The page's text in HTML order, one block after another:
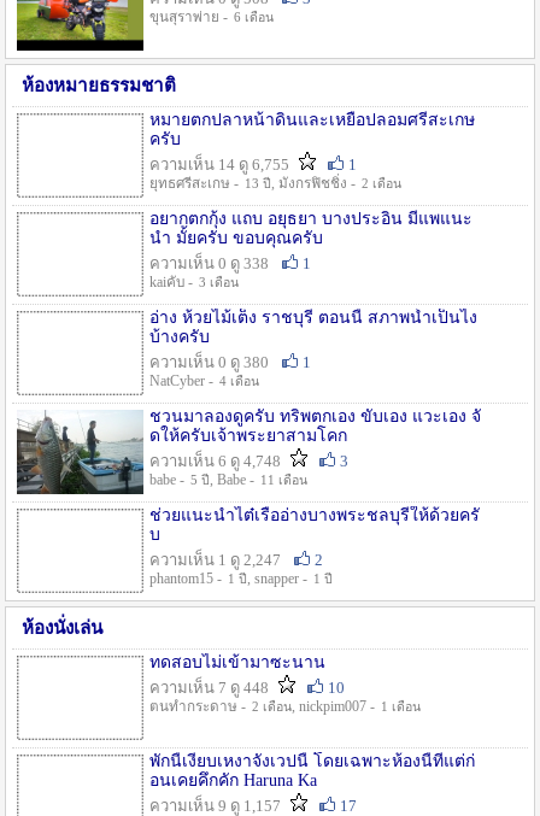
ขุนสุราพ่าย - 6 เดือน
ห้องหมายธรรมชาติ
หมายตกปลาหน้าดินและเหยื่อปลอมศรีสะเกษ
ครับ
ความเห็น 14 ดู 6,755
1
ยุทธศรีสะเกษ - 13 ปี , มังกรฟิชชิ่ง - 2 เดือน
อยากตกกุ้ง แถบ อยุธยา บางประอิน มีแพแนะ
นำ มั้ยครับ ขอบคุณครับ
ความเห็น 0 ดู 338
1
kaiคับ - 3 เดือน
อ่าง ห้วยไม้เต็ง ราชบุรี ตอนนี้ สภาพน้ำเป็นไง
บ้างครับ
ความเห็น 0 ดู 380
1
NatCyber - 4 เดือน
ชวนมาลองดูครับ ทริพตกเอง ขับเอง แวะเอง จั
ดให้ครับเจ้าพระยาสามโคก
ความเห็น 6 ดู 4,748
3
babe - 5 ปี , Babe - 11 เดือน
ช่วยแนะนำไต๋เรืออ่างบางพระชลบุรีให้ด้วยครั
บ
ความเห็น 1 ดู 2,247
2
phantom15 - 1 ปี , snapper - 1 ปี
ห้องนั่งเล่น
ทดสอบไม่เข้ามาซะนาน
ความเห็น 7 ดู 448
10
ตนทำกระดาษ - 2 เดือน, nickpim007 - 1 เดือน
พักนี้เงียบเหงาจังเวปนี้ โดยเฉพาะห้องนี้ที่แต่ก่
อนเคยคึกคัก Haruna Ka
ความเห็น 9 ดู 1,157
17